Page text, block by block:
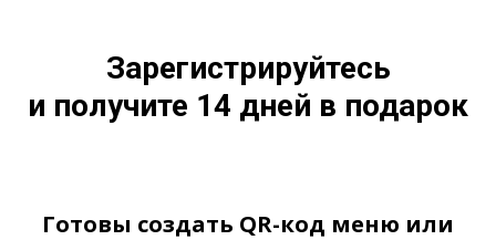
Зарегистрируйтесь
и получите 14 дней в подарок
Готовы создать QR-код меню или